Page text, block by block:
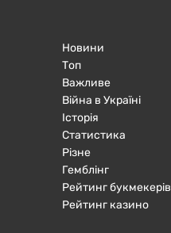
Новини
Топ
Важливе
Війна в Україні
Історія
Статистика
Різне
Гемблінг
Рейтинг букмекерів
Рейтинг казино